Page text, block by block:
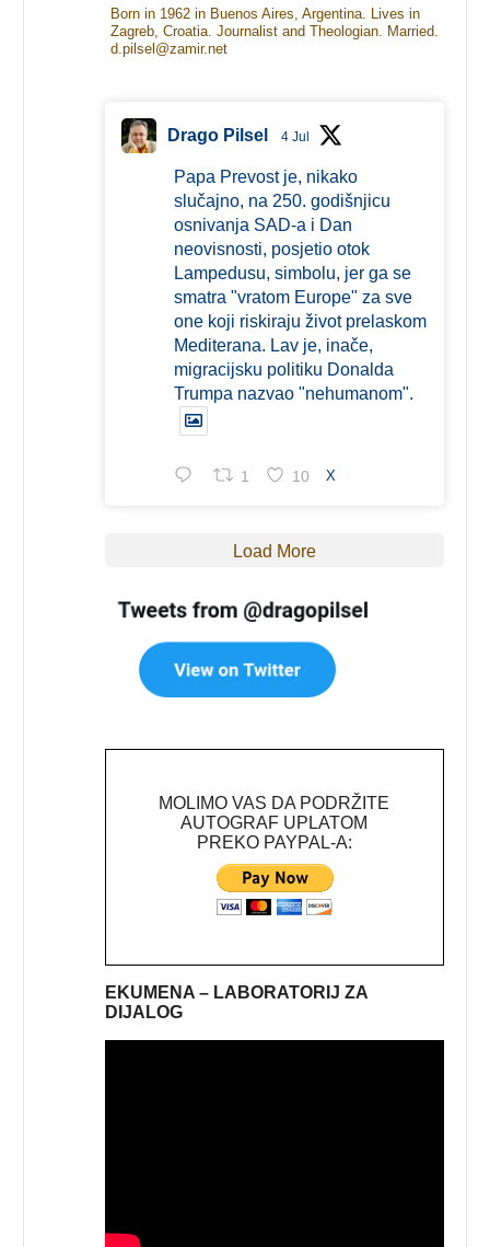
Born in 1962 in Buenos Aires, Argentina. Lives in
Zagreb, Croatia. Journalist and Theologian. Married.
d.pilsel@zamir.net
Drago Pilsel 4 Jul
Papa Prevost je, nikako
slučajno, na 250. godišnjicu
osnivanja SAD-a i Dan
neovisnosti, posjetio otok
Lampedusu, simbolu, jer ga se
smatra "vratom Europe" za sve
one koji riskiraju život prelaskom
Mediterana. Lav je, inače,
migracijsku politiku Donalda
Trumpa nazvao "nehumanom".
1 10 X
Load More
MOLIMO VAS DA PODRŽITE
AUTOGRAF UPLATOM
PREKO PAYPAL-A:
EKUMENA – LABORATORIJ ZA
DIJALOG